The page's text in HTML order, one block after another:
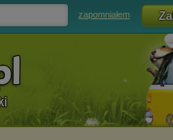
zapomniałem